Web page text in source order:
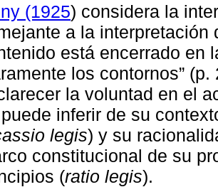
(1925) considera la
a la interpretación
está encerrado en
los contornos”
la voluntad en el
inferir de su
legis) y su
constitucional de su
(ratio legis).